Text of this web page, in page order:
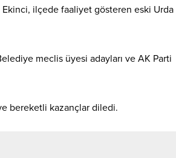
Ekinci, ilçede faaliyet gösteren eski Urda
meclis üyesi adayları ve AK Parti
bereketli kazançlar diledi.